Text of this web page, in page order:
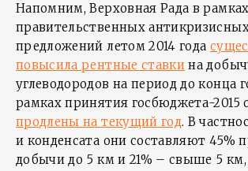
Напомним, Верховная Рада в рамках
правительственных
предложений летом 2014 года
повысила рентные ставки на
углеводородов на период до конца
рамках принятия госбюджета-2015
продлены на текущий год. В
и конденсата они составляют 45%
добычи до 5 км и 21% – свыше 5 км,